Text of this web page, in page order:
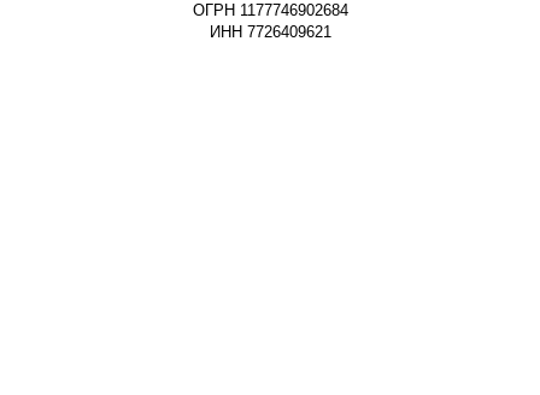
ОГРН 1177746902684
ИНН 7726409621